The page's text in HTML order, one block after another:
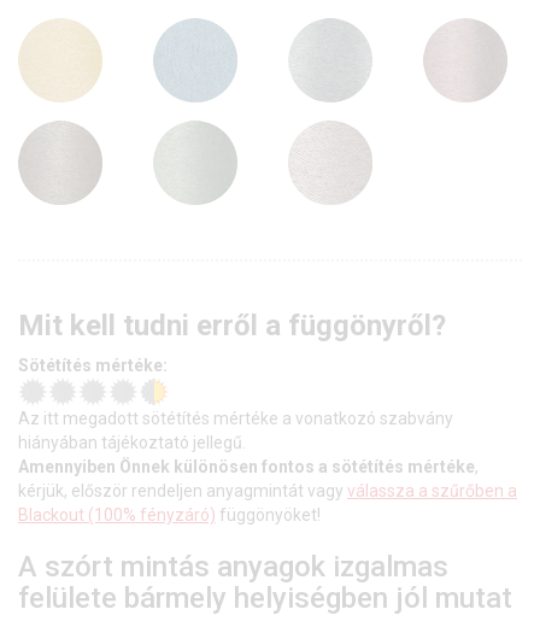
Mit kell tudni erről a függönyről?
Sötétítés mértéke:
Az itt megadott sötétítés mértéke a vonatkozó szabvány
hiányában tájékoztató jellegű.
Amennyiben Önnek különösen fontos a sötétítés mértéke,
kérjük, először rendeljen anyagmintát vagy válassza a szűrőben a
Blackout (100% fényzáró) függönyöket!
A szórt mintás anyagok izgalmas
felülete bármely helyiségben jól mutat